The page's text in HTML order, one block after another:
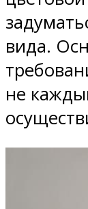
вида.
не